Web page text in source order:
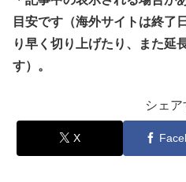
目安です（海外サイトは終了
り早く切り上げたり、また延
す）。
シェア
X